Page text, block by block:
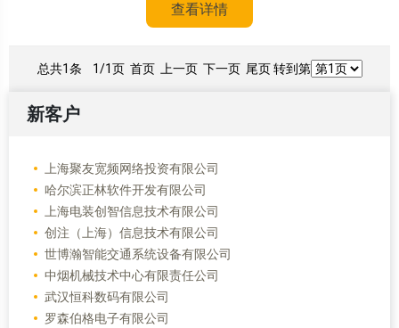
查看详情
总共1条 1/1页 首页 上一页 下一页 尾页 转到第
新客户
上海聚友宽频网络投资有限公司
哈尔滨正林软件开发有限公司
上海电装创智信息技术有限公司
创注（上海）信息技术有限公司
世博瀚智能交通系统设备有限公司
中烟机械技术中心有限责任公司
武汉恒科数码有限公司
罗森伯格电子有限公司